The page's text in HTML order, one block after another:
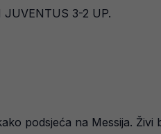
JUVENTUS 3-2 UP.
podsjeća na Messija. Živi